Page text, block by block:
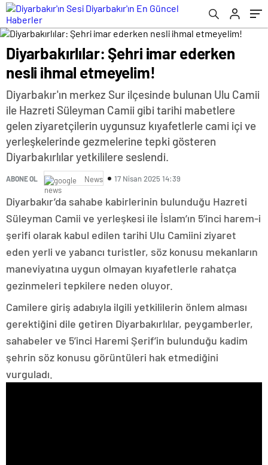
Diyarbakırlılar: Şehri imar ederken
nesli ihmal etmeyelim!
Diyarbakır'ın merkez Sur ilçesinde bulunan Ulu Camii
ile Hazreti Süleyman Camii gibi tarihi mabetlere
gelen ziyaretçilerin uygunsuz kıyafetlerle cami içi ve
yerleşkelerinde gezmelerine tepki gösteren
Diyarbakırlılar yetkililere seslendi.
ABONE OL News 17 Nisan 2025 14:39
Diyarbakır’da sahabe kabirlerinin bulunduğu Hazreti
Süleyman Camii ve yerleşkesi ile İslam’ın 5’inci harem-i
şerifi olarak kabul edilen tarihi Ulu Camiini ziyaret
eden yerli ve yabancı turistler, söz konusu mekanların
maneviyatına uygun olmayan kıyafetlerle rahatça
gezinmeleri tepkilere neden oluyor.
Camilere giriş adabıyla ilgili yetkililerin önlem alması
gerektiğini dile getiren Diyarbakırlılar, peygamberler,
sahabeler ve 5’inci Haremi Şerif’in bulunduğu kadim
şehrin söz konusu görüntüleri hak etmediğini
vurguladı.